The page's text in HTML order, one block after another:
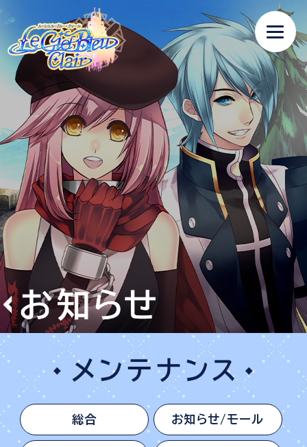
総合 お知らせ/モール